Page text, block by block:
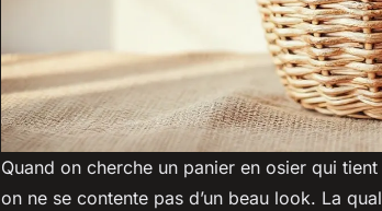
Quand on cherche un panier en osier qui
on ne se contente pas d’un beau look. La